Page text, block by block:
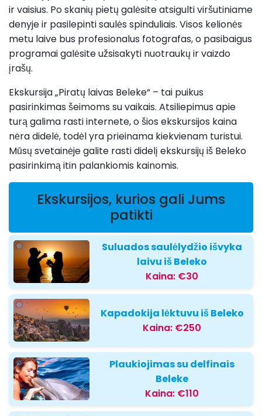
ir vaisius. Po skanių pietų galėsite atsigulti viršutiniame
denyje ir pasilepinti saulės spinduliais. Visos kelionės
metu laive bus profesionalus fotografas, o pasibaigus
programai galėsite užsisakyti nuotraukų ir vaizdo
įrašų.
Ekskursija „Piratų laivas Beleke“ – tai puikus
pasirinkimas šeimoms su vaikais. Atsiliepimus apie
turą galima rasti internete, o šios ekskursijos kaina
nėra didelė, todėl yra prieinama kiekvienam turistui.
Mūsų svetainėje galite rasti didelį ekskursijų iš Beleko
pasirinkimą itin palankiomis kainomis.
Ekskursijos, kurios gali Jums
patikti
Suluados saulėlydžio išvyka
laivu iš Beleko
Kaina: €30
Kapadokija lėktuvu iš Beleko
Kaina: €250
Plaukiojimas su delfinais
Beleke
Kaina: €110